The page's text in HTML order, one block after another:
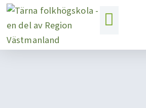
Hoppa
till
innehåll